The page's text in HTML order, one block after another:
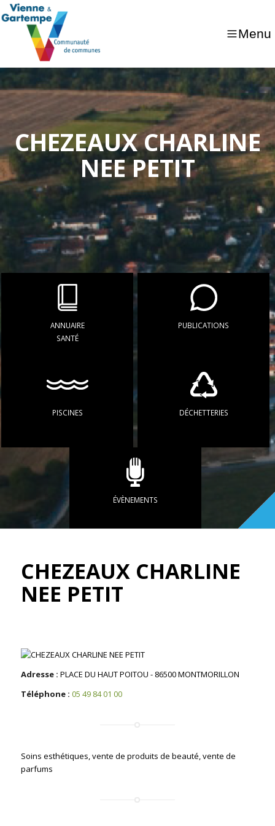
Menu
CHEZEAUX CHARLINE
NEE PETIT
ANNUAIRE
SANTÉ
PUBLICATIONS
PISCINES DÉCHETTERIES
ÉVÈNEMENTS
CHEZEAUX CHARLINE
NEE PETIT
Adresse : PLACE DU HAUT POITOU - 86500 MONTMORILLON
Téléphone : 05 49 84 01 00
Soins esthétiques, vente de produits de beauté, vente de
parfums